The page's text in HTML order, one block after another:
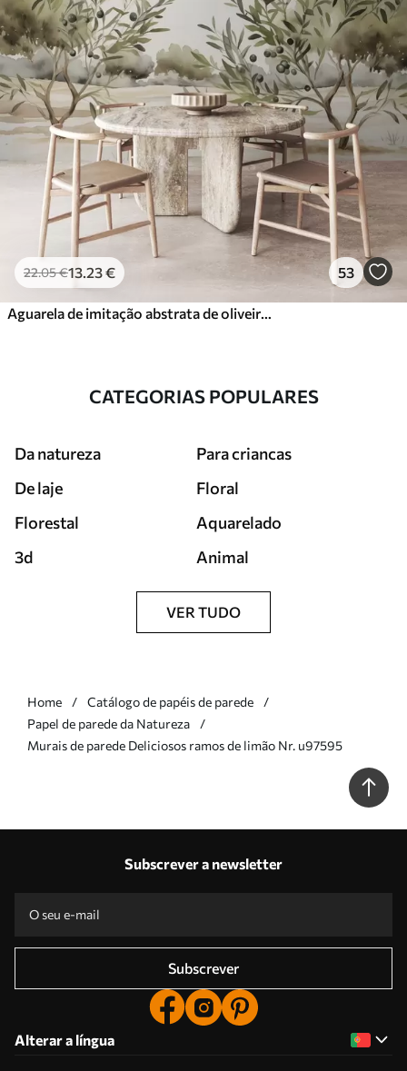
22.05€13.23€ 53
Aguarela de imitação abstrata de oliveiras
CATEGORIAS POPULARES
Da natureza
Para criancas
De laje
Floral
Florestal
Aquarelado
3d
Animal
VER TUDO
Home
Catálogo de papéis de parede
Papel de parede da Natureza
Murais de parede Deliciosos ramos de limão Nr. u97595
Subscrever a newsletter
Subscrever
Alterar a língua